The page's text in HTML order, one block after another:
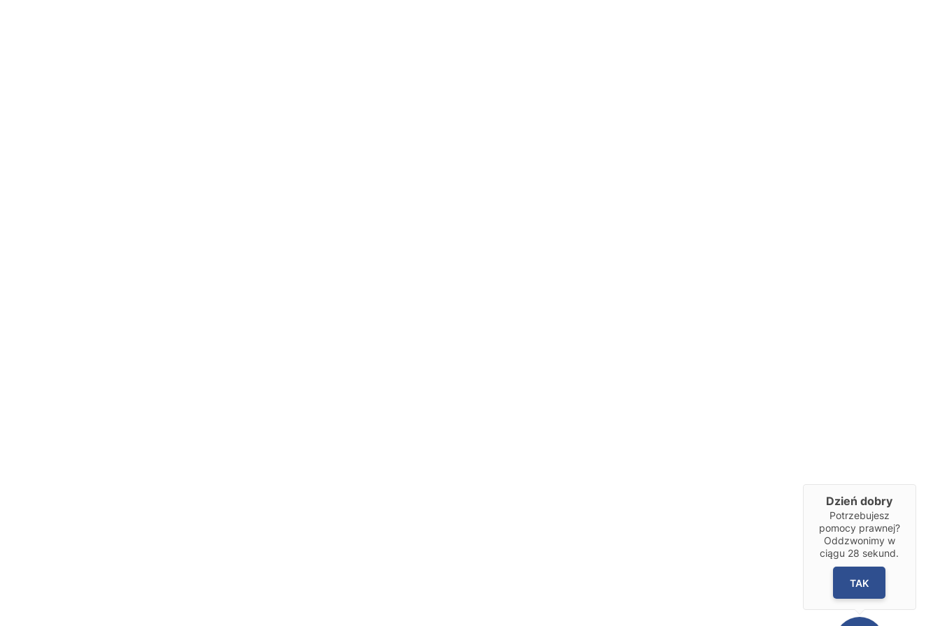
Dzień dobry
Potrzebujesz
pomocy prawnej?
Oddzwonimy w
ciągu 28 sekund.
TAK